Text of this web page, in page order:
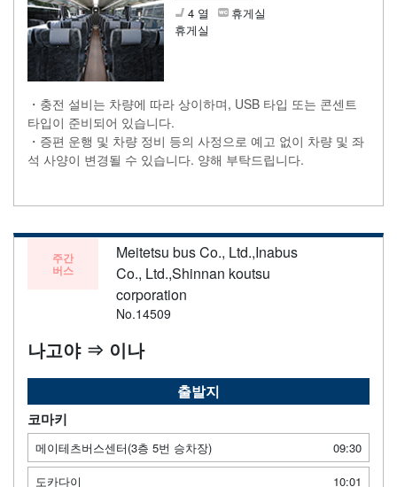
4 열
휴게실
휴게실
・충전 설비는 차량에 따라 상이하며, USB 타입 또는 콘센트
타입이 준비되어 있습니다.
・증편 운행 및 차량 정비 등의 사정으로 예고 없이 차량 및 좌
석 사양이 변경될 수 있습니다. 양해 부탁드립니다.
주간
버스
Meitetsu bus Co., Ltd.,Inabus
Co., Ltd.,Shinnan koutsu
corporation
No.14509
나고야 ⇒ 이나
출발지
코마키
메이테츠버스센터(3층 5번 승차장)
09:30
도카다이
10:01